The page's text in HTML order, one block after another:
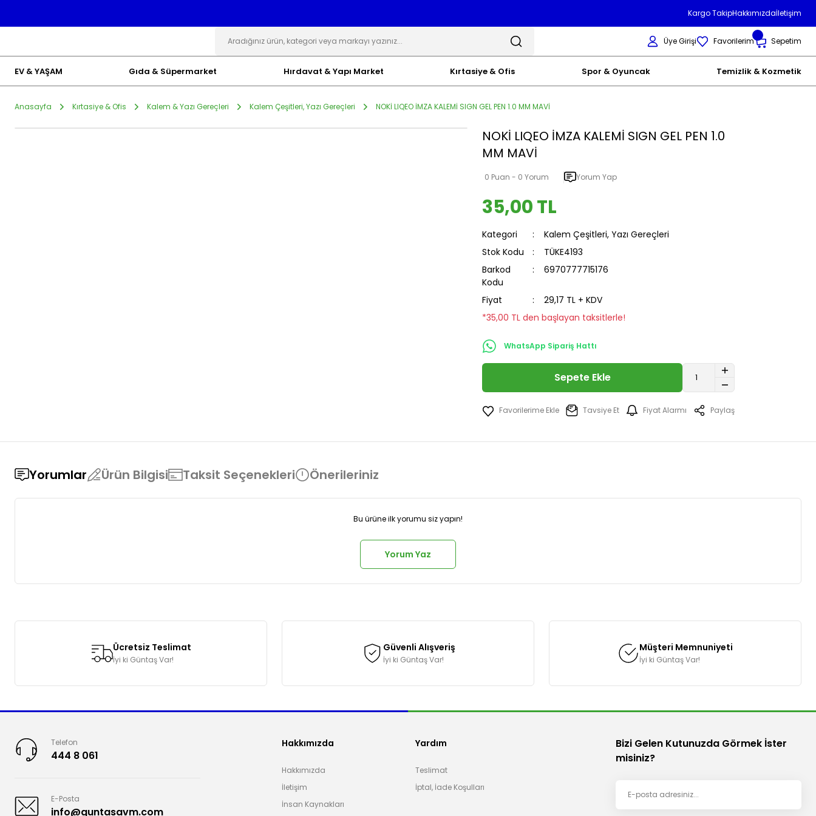
Kargo TakipHakkımızdaİletişim
Üye Girişi Favorilerim Sepetim
EV & YAŞAM Gıda & Süpermarket Hırdavat & Yapı Market Kırtasiye & Ofis Spor & Oyuncak Temizlik & Kozmetik
Anasayfa Kırtasiye & Ofis Kalem & Yazı Gereçleri Kalem Çeşitleri, Yazı Gereçleri NOKİ LIQEO İMZA KALEMİ SIGN GEL PEN 1.0 MM MAVİ
NOKİ LIQEO İMZA KALEMİ SIGN GEL PEN 1.0
MM MAVİ
0 Puan - 0 Yorum Yorum Yap
35,00 TL
Kategori
Kalem Çeşitleri, Yazı Gereçleri
Stok Kodu
TÜKE4193
Barkod
Kodu
6970777715176
Fiyat
29,17 TL + KDV
*35,00 TL den başlayan taksitlerle!
WhatsApp Sipariş Hattı
Sepete Ekle
Tavsiye Et Fiyat Alarmı Paylaş
Yorumlar Ürün Bilgisi Taksit Seçenekleri Önerileriniz
Bu ürüne ilk yorumu siz yapın!
Yorum Yaz
Ürün resmi kalitesiz, bozuk veya görüntülenemiyor.
Ürün açıklamasında eksik bilgiler bulunuyor.
Ürün bilgilerinde hatalar bulunuyor.
Ücretsiz Teslimat
İyi ki Güntaş Var!
Güvenli Alışveriş
İyi ki Güntaş Var!
Müşteri Memnuniyeti
İyi ki Güntaş Var!
Telefon
444 8 061
E-Posta
info@guntasavm.com
Hakkımızda
Hakkımızda
İletişim
İnsan Kaynakları
Yardım
Teslimat
İptal, İade Koşulları
Bizi Gelen Kutunuzda Görmek İster
misiniz?